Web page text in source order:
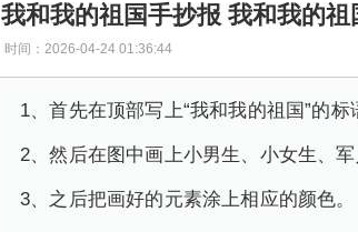
我和我的祖国手抄报 我和我的
时间：2026-04-24 01:36:44
1、首先在顶部写上“我和我的祖国”的标
2、然后在图中画上小男生、小女生、军
3、之后把画好的元素涂上相应的颜色。